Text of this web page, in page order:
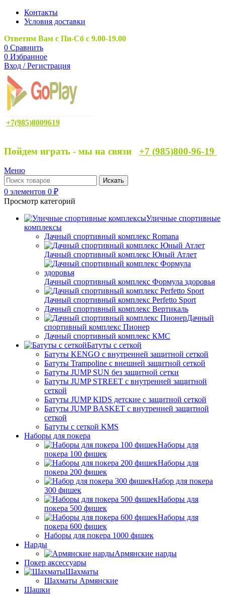
Контакты
Условия доставки
Ответим Вам с Пн-Сб с 9.00-19.00
0 Сравнить
0 Избранное
Вход / Регистрация
+7(985)8009619
Пойдем играть - мы на связи +7 (985)800-96-19
Меню
Искать
0 элементов 0 ₽
Просмотр категорий
Уличные спортивные
комплексы
Дачный спортивный комплекс Romana
Дачный спортивный комплекс Юный Атлет
Дачный спортивный комплекс Формула здоровья
Дачный спортивный комплекс Perfetto Sport
Дачный спортивный комплекс Вертикаль
Дачный
спортивный комплекс Пионер
Дачный спортивный комплекс КМС
Батуты с сеткой
Батуты KENGO с внутренней защитной сеткой
Батуты Trampoline с внешней защитной сеткой
Батуты JUMP SUN без защитной сетки
Батуты JUMP STREET с внутренней защитной
сеткой
Батуты JUMP KIDS детские с защитной сеткой
Батуты JUMP BASKET с внутренней защитной
сеткой
Батуты с сеткой KMS
Наборы для покера
Наборы для
покера 100 фишек
Наборы для
покера 200 фишек
Набор для покера
300 фишек
Наборы для
покера 500 фишек
Наборы для
покера 600 фишек
Наборы для покера 1000 фишек
Нарды
Армянские нарды
Покер аксессуары
Шахматы
Шахматы Армянские
Шашки